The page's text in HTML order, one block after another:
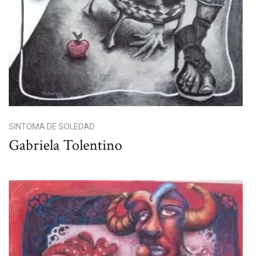
SINTOMA DE SOLEDAD
Gabriela Tolentino